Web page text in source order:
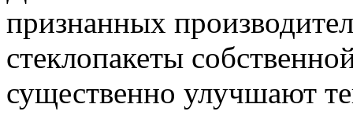
признанных
стеклопакеты
существенно улучшают